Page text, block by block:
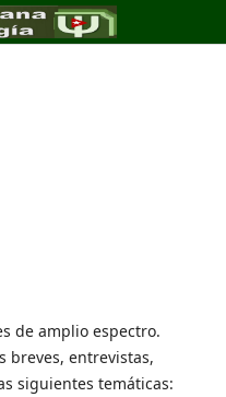
de amplio espectro.
breves, entrevistas,
siguientes temáticas: